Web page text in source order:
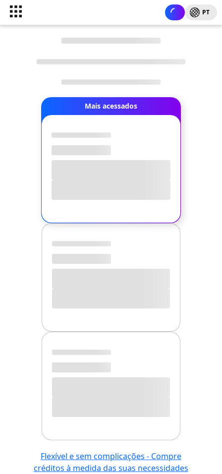
PT
Mais acessados
Flexível e sem complicações - Compre
créditos à medida das suas necessidades